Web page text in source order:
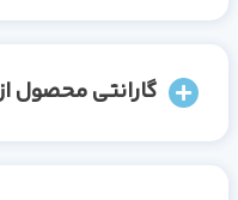
گارانتی محصول از